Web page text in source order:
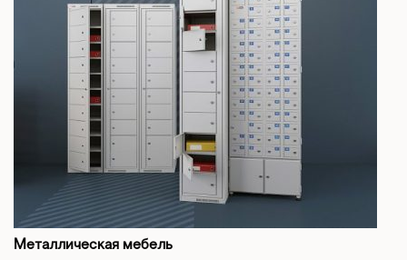
Металлическая мебель